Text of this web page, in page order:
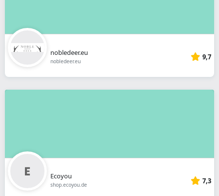
nobledeer.eu
nobledeer.eu 9,7
Ecoyou
shop.ecoyou.de 7,3